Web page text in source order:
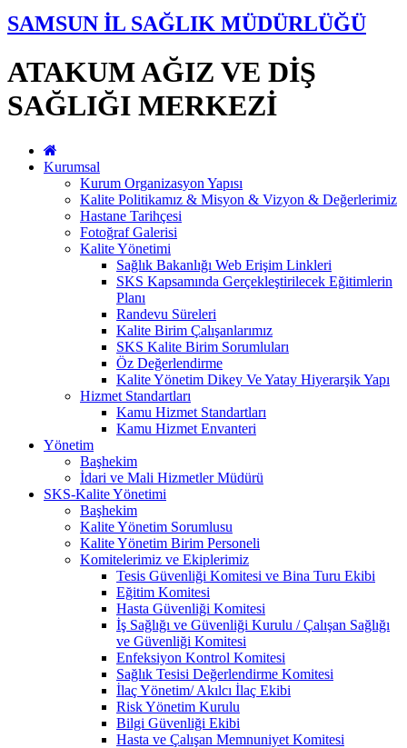
SAMSUN İL SAĞLIK MÜDÜRLÜĞÜ
ATAKUM AĞIZ VE DİŞ
SAĞLIĞI MERKEZİ
Kurumsal
Kurum Organizasyon Yapısı
Kalite Politikamız & Misyon & Vizyon & Değerlerimiz
Hastane Tarihçesi
Fotoğraf Galerisi
Kalite Yönetimi
Sağlık Bakanlığı Web Erişim Linkleri
SKS Kapsamında Gerçekleştirilecek Eğitimlerin
Planı
Randevu Süreleri
Kalite Birim Çalışanlarımız
SKS Kalite Birim Sorumluları
Öz Değerlendirme
Kalite Yönetim Dikey Ve Yatay Hiyerarşik Yapı
Hizmet Standartları
Kamu Hizmet Standartları
Kamu Hizmet Envanteri
Yönetim
Başhekim
İdari ve Mali Hizmetler Müdürü
SKS-Kalite Yönetimi
Başhekim
Kalite Yönetim Sorumlusu
Kalite Yönetim Birim Personeli
Komitelerimiz ve Ekiplerimiz
Tesis Güvenliği Komitesi ve Bina Turu Ekibi
Eğitim Komitesi
Hasta Güvenliği Komitesi
İş Sağlığı ve Güvenliği Kurulu / Çalışan Sağlığı
ve Güvenliği Komitesi
Enfeksiyon Kontrol Komitesi
Sağlık Tesisi Değerlendirme Komitesi
İlaç Yönetim/ Akılcı İlaç Ekibi
Risk Yönetim Kurulu
Bilgi Güvenliği Ekibi
Hasta ve Çalışan Memnuniyet Komitesi